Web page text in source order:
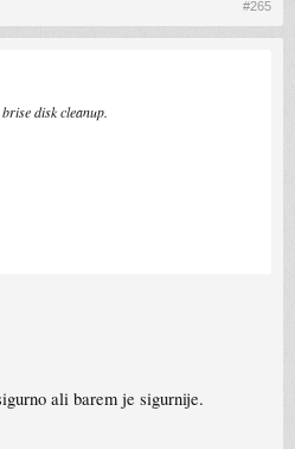
#265
disk cleanup.
ali barem je sigurnije.